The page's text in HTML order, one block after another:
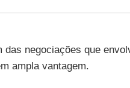
das negociações que
ampla vantagem.